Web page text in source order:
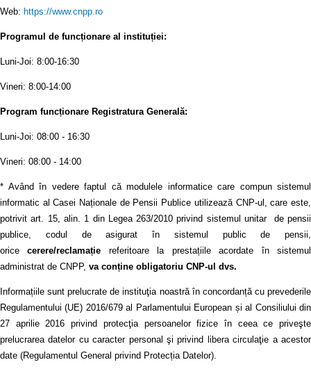
Web: https://www.cnpp.ro
Programul de funcționare al instituției:
Luni-Joi: 8:00-16:30
Vineri: 8:00-14:00
Program funcționare Registratura Generală:
Luni-Joi: 08:00 - 16:30
Vineri: 08:00 - 14:00
* Având în vedere faptul că modulele informatice care compun sistemul
informatic al Casei Naționale de Pensii Publice utilizează CNP-ul, care este,
potrivit art. 15, alin. 1 din Legea 263/2010 privind sistemul unitar de pensii
publice, codul de asigurat în sistemul public de pensii,
oricecerere/reclamație referitoare la prestațiile acordate în sistemul
administrat de CNPP, va conține obligatoriu CNP-ul dvs.
Informațiile sunt prelucrate de instituţia noastră în concordanță cu prevederile
Regulamentului (UE) 2016/679 al Parlamentului European și al Consiliului din
27 aprilie 2016 privind protecţia persoanelor fizice în ceea ce priveşte
prelucrarea datelor cu caracter personal şi privind libera circulaţie a acestor
date (Regulamentul General privind Protecția Datelor).